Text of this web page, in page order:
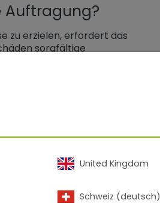
Auftragung?
zu erzielen, erfordert das
sorgfältige
Das
gut geschüttelt
Farbverteilung
United Kingdom
Schweiz (deutsch)